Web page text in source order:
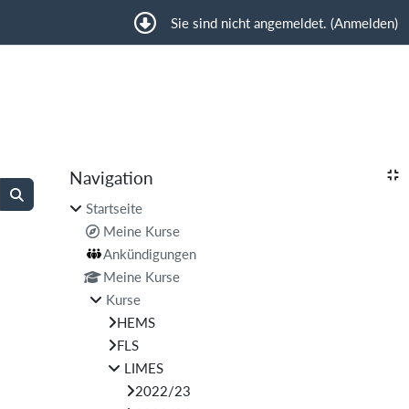
Sie sind nicht angemeldet. (Anmelden)
Kurse suchen
Kurse suchen
Blöcke
Navigation überspringen
Navigation
Startseite
Meine Kurse
Ankündigungen
Meine Kurse
Kurse
HEMS
FLS
LIMES
2022/23